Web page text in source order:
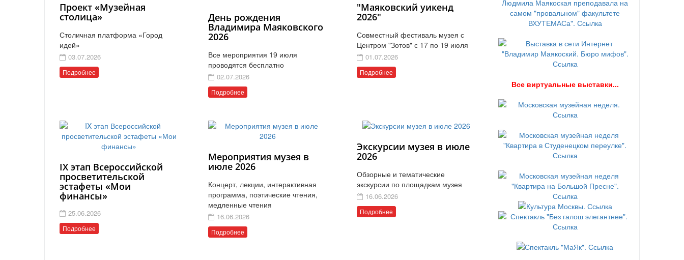
Проект «Музейная
столица»
Столичная платформа «Город
идей»
03.07.2026
Подробнее
День рождения
Владимира Маяковского
2026
Все мероприятия 19 июля
проводятся бесплатно
02.07.2026
Подробнее
"Маяковский уикенд
2026"
Совместный фестиваль музея с
Центром "Зотов" с 17 по 19 июля
01.07.2026
Подробнее
IX этап Всероссийской
просветительской
эстафеты «Мои
финансы»
25.06.2026
Подробнее
Мероприятия музея в
июле 2026
Концерт, лекции, интерактивная
программа, поэтические чтения,
медленные чтения
16.06.2026
Подробнее
Экскурсии музея в июле
2026
Обзорные и тематические
экскурсии по площадкам музея
16.06.2026
Подробнее
Все виртуальные выставки...